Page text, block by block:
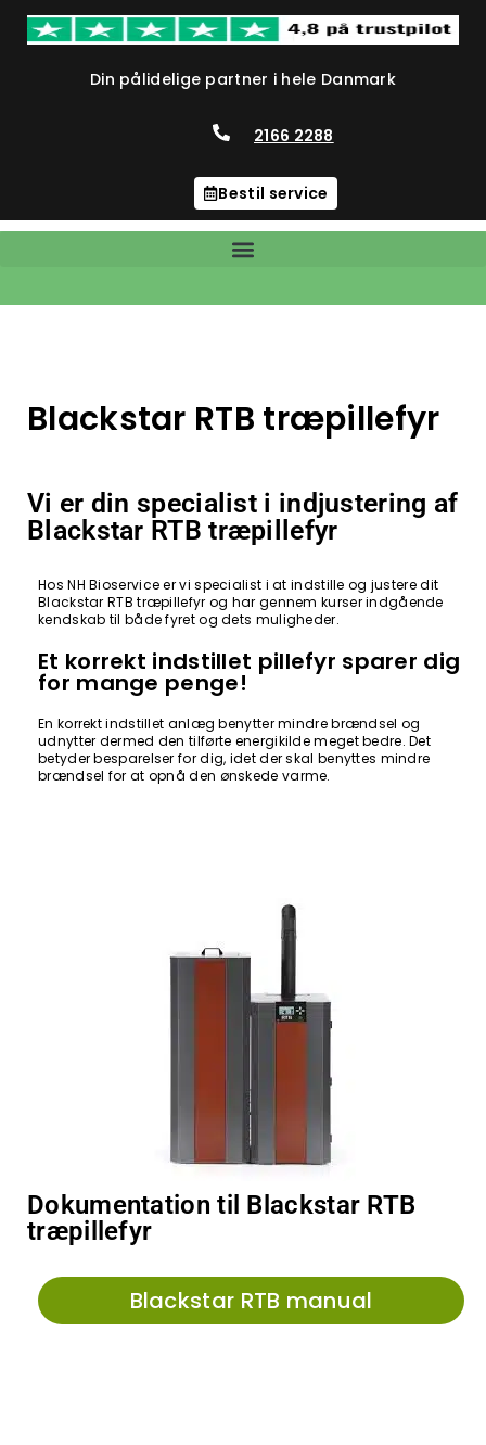
Din pålidelige partner i hele Danmark
2166 2288
Bestil service
Blackstar RTB træpillefyr
Vi er din specialist i indjustering af
Blackstar RTB træpillefyr
Hos NH Bioservice er vi specialist i at indstille og justere dit
Blackstar RTB træpillefyr og har gennem kurser indgående
kendskab til både fyret og dets muligheder.
Et korrekt indstillet pillefyr sparer dig
for mange penge!
En korrekt indstillet anlæg benytter mindre brændsel og
udnytter dermed den tilførte energikilde meget bedre. Det
betyder besparelser for dig, idet der skal benyttes mindre
brændsel for at opnå den ønskede varme.
Dokumentation til Blackstar RTB
træpillefyr
Blackstar RTB manual